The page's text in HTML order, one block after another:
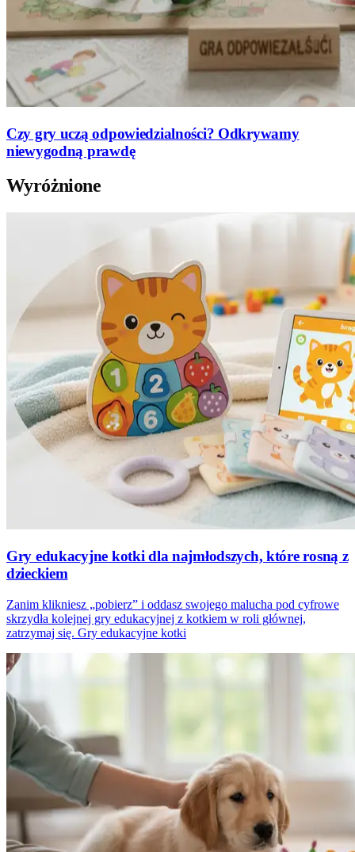
Czy gry uczą odpowiedzialności? Odkrywamy
niewygodną prawdę
Wyróżnione
Gry edukacyjne kotki dla najmłodszych, które rosną z
dzieckiem
Zanim klikniesz „pobierz” i oddasz swojego malucha pod cyfrowe
skrzydła kolejnej gry edukacyjnej z kotkiem w roli głównej,
zatrzymaj się. Gry edukacyjne kotki